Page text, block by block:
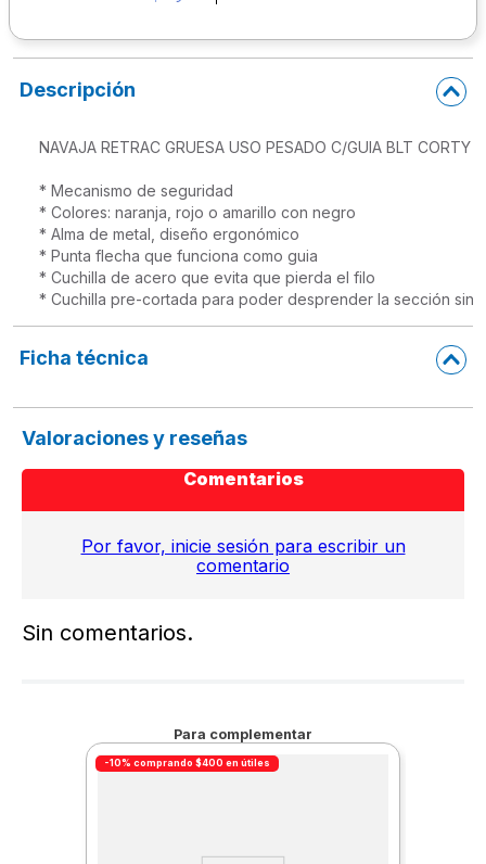
Descripción
NAVAJA RETRAC GRUESA USO PESADO C/GUIA BLT CORTY
* Mecanismo de seguridad
* Colores: naranja, rojo o amarillo con negro
* Alma de metal, diseño ergonómico
* Punta flecha que funciona como guia
* Cuchilla de acero que evita que pierda el filo
* Cuchilla pre-cortada para poder desprender la sección sin
Ficha técnica
Valoraciones y reseñas
Comentarios
Por favor, inicie sesión para escribir un
comentario
Sin comentarios.
Para complementar
-10% comprando $400 en útiles